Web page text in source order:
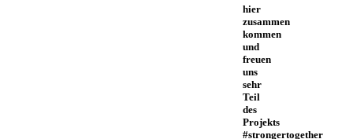
hier
zusammen
kommen
und
freuen
uns
sehr
Teil
des
Projekts
#strongertogether